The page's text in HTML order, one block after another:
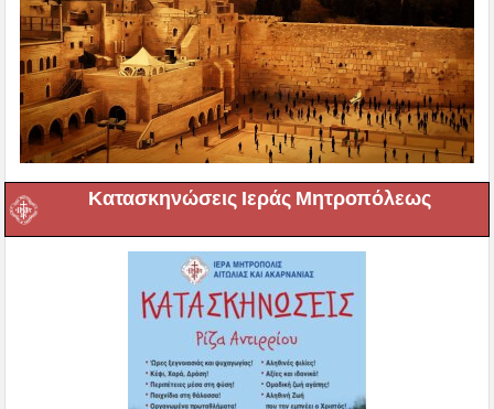
Κατασκηνώσεις Ιεράς Μητροπόλεως